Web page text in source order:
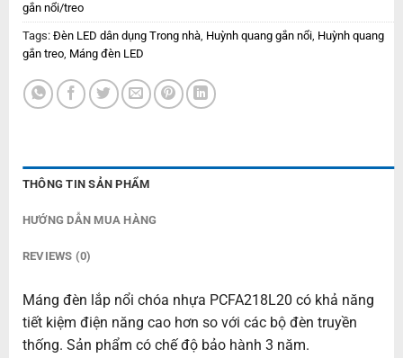
gắn nổi/treo
Tags: Đèn LED dân dụng Trong nhà, Huỳnh quang gắn nổi, Huỳnh quang
gắn treo, Máng đèn LED
THÔNG TIN SẢN PHẨM
HƯỚNG DẪN MUA HÀNG
REVIEWS (0)
Máng đèn lắp nổi chóa nhựa PCFA218L20 có khả năng
tiết kiệm điện năng cao hơn so với các bộ đèn truyền
thống. Sản phẩm có chế độ bảo hành 3 năm.